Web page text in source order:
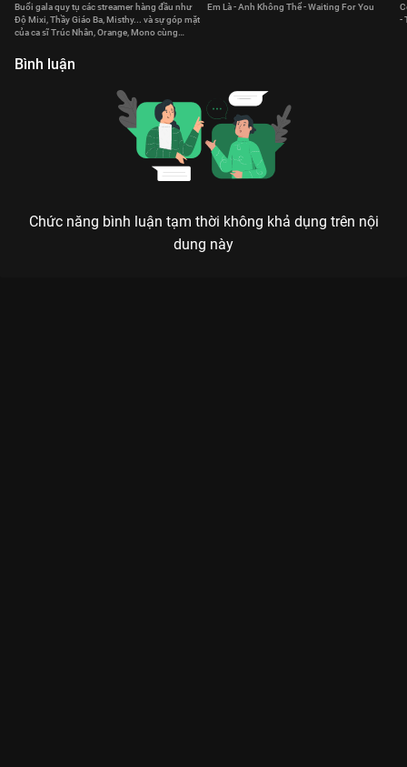
Buổi gala quy tụ các streamer hàng đầu như
Độ Mixi, Thầy Giáo Ba, Misthy... và sự góp mặt
của ca sĩ Trúc Nhân, Orange, Mono cùng
Em Là - Anh Không Thể - Waiting For You
-
Bình luận
Chức năng bình luận tạm thời không khả dụng trên nội
dung này